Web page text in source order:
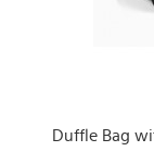
Duffle Bag